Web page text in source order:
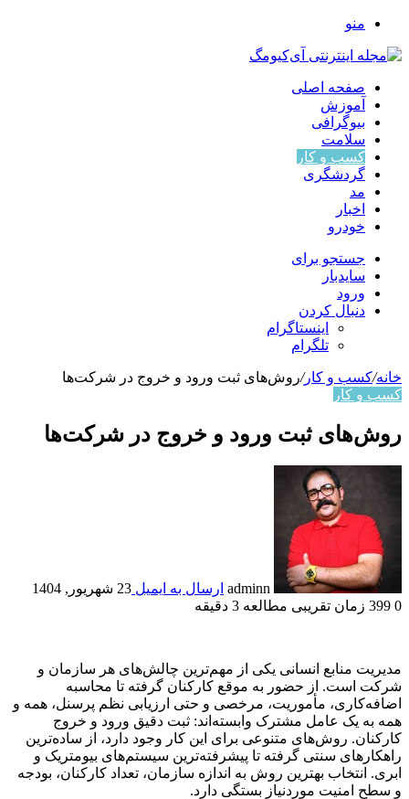
منو
صفحه اصلی
آموزش
بیوگرافی
سلامت
کسب و کار
گردشگری
مد
اخبار
خودرو
جستجو برای
سایدبار
ورود
دنبال کردن
اینستاگرام
تلگرام
خانه/کسب و کار/روش‌های ثبت ورود و خروج در شرکت‌ها
کسب و کار
روش‌های ثبت ورود و خروج در شرکت‌ها
adminn ارسال به ایمیل 23 شهریور, 1404
0
زمان تقریبی مطالعه 3 دقیقه
مدیریت منابع انسانی یکی از مهم‌ترین چالش‌های هر سازمان و
شرکت است. از حضور به‌ موقع کارکنان گرفته تا محاسبه
اضافه‌کاری، مأموریت، مرخصی و حتی ارزیابی نظم پرسنل، همه و
همه به یک عامل مشترک وابسته‌اند: ثبت دقیق ورود و خروج
کارکنان. روش‌های متنوعی برای این کار وجود دارد، از ساده‌ترین
راهکارهای سنتی گرفته تا پیشرفته‌ترین سیستم‌های بیومتریک و
ابری. انتخاب بهترین روش به اندازه سازمان، تعداد کارکنان، بودجه
و سطح امنیت موردنیاز بستگی دارد.